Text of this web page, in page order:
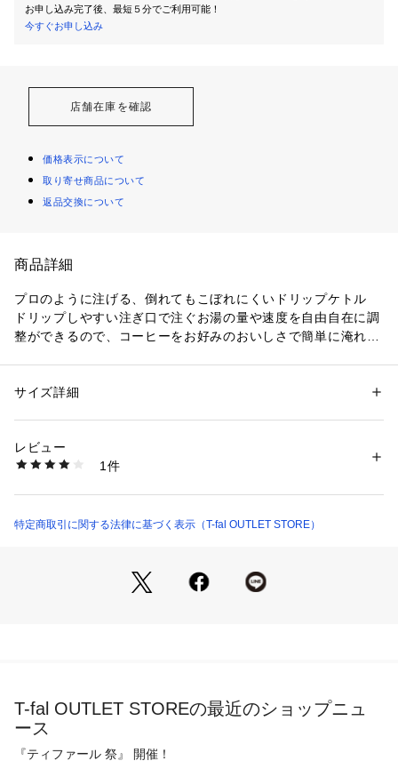
お申し込み完了後、最短５分でご利用可能！
今すぐお申し込み
店舗在庫を確認
価格表示について
取り寄せ商品について
返品交換について
商品詳細
プロのように注げる、倒れてもこぼれにくいドリップケトル
ドリップしやすい注ぎ口で注ぐお湯の量や速度を自由自在に調
整ができるので、コーヒーをお好みのおいしさで簡単に淹れる
配慮。
・狙ったところに注ぎたい分量のお湯を注げるので、ドリップ
コーヒーはもちろん、普段使いにもおすすめです。
【持ちやすく注ぎやすいハンドル】
【倒れてもお湯がこぼれにくい設計】
・倒れてしまったときにフタが外れにくく、重心がハンドル側
に移り、倒れてもお湯がこぼれにくい設計になっています。う
性別：レディース
素材：ステンレス製内容器
商品番号：
KO921EJ0 （ショップ）
サイズ詳細
レビュー
1件
特定商取引に関する法律に基づく表示（T-fal OUTLET STORE）
T-fal OUTLET STOREの最近のショップニュ
ース
『ティファール 祭』 開催！